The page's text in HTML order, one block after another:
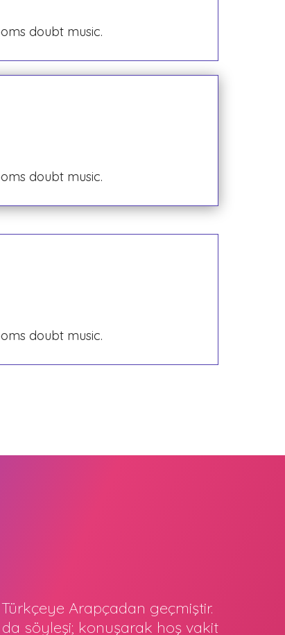
doubt music.
doubt music.
doubt music.
Arapçadan geçmiştir.
söyleşi; konuşarak hoş vakit